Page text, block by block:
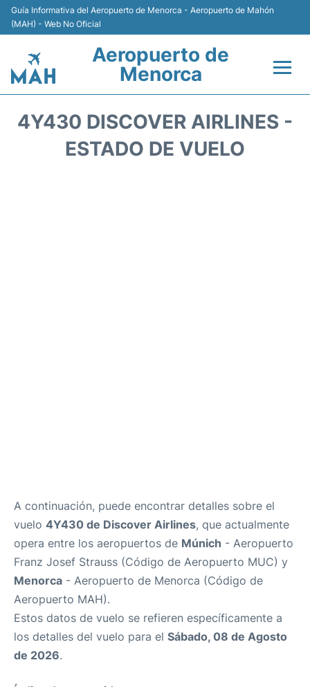
Guía Informativa del Aeropuerto de Menorca - Aeropuerto de Mahón
(MAH) - Web No Oficial
Aeropuerto de
Menorca
4Y430 DISCOVER AIRLINES -
ESTADO DE VUELO
A continuación, puede encontrar detalles sobre el
vuelo 4Y430 de Discover Airlines, que actualmente
opera entre los aeropuertos de Múnich - Aeropuerto
Franz Josef Strauss (Código de Aeropuerto MUC) y
Menorca - Aeropuerto de Menorca (Código de
Aeropuerto MAH).
Estos datos de vuelo se refieren específicamente a
los detalles del vuelo para el Sábado, 08 de Agosto
de 2026.